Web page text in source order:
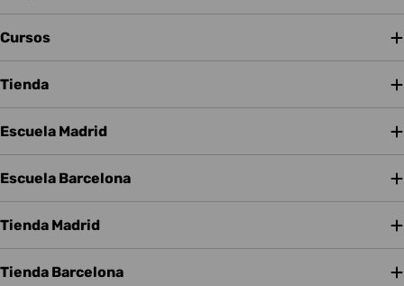
Cursos
Tienda
Escuela Madrid
Escuela Barcelona
Tienda Madrid
Tienda Barcelona